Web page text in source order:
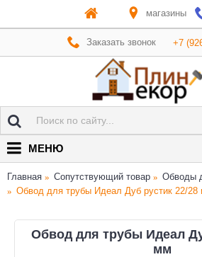
магазины
Заказать звонок +7
МЕНЮ
Главная Сопутствующий товар
Обводы
Обвод для трубы Идеал Дуб рустик 22/28
Обвод для трубы Идеал
мм